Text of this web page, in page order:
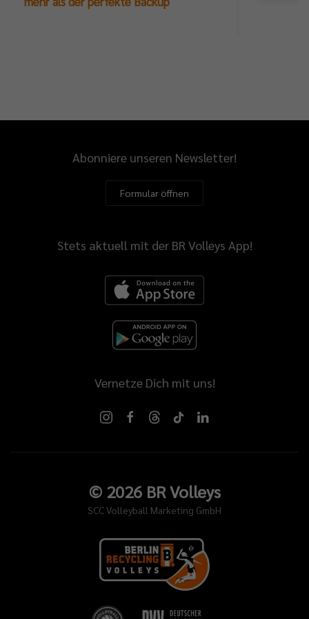
Abonniere unseren Newsletter!
Formular öffnen
Stets aktuell mit der BR Volleys App!
Vernetze Dich mit uns!
© 2026BR Volleys
SCC Volleyball Marketing GmbH